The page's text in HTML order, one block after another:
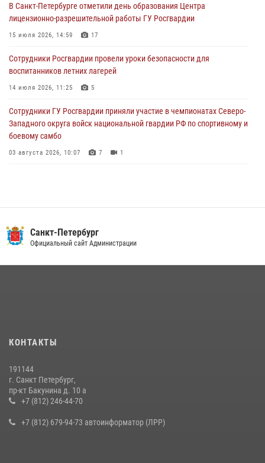
В Выборгском районе наряд Росгвардии обнаружил
разыскиваемый преступный автотранспорт
05 августа 2026, 12:25 2
Петербургские росгвардейцы обнаружили объявленный в розыск
автомобиль, ранее использовавшийся при совершении кражи в
Ленобласти
В Санкт-Петербурге отметили день образования Центра
лицензионно-разрешительной работы ГУ Росгвардии
15 июля 2026, 14:59 17
Сотрудники Росгвардии провели уроки безопасности для
воспитанников летних лагерей
14 июля 2026, 11:25 5
Сотрудники ГУ Росгвардии приняли участие в чемпионатах Северо-
Западного округа войск национальной гвардии РФ по спортивному и
боевому самбо
03 августа 2026, 10:07 7 1
В Красногвардейском районе росгвардейцы задержали хулигана,
угрожавшего мужчине пневматическим пистолетом
на III Международном петербургском цифровом форуме
В Ленобласти сотрудники Росгвардии провели встречу с
воспитанниками детского клуба «Умные каникулы»
Санкт-Петербург
Официальный сайт Администрации
КОНТАКТЫ
191144
г. Санкт Петербург,
пр-кт Бакунина д. 10 а
+7 (812) 246-44-70
+7 (812) 679-94-73 автоинформатор (ЛРР)